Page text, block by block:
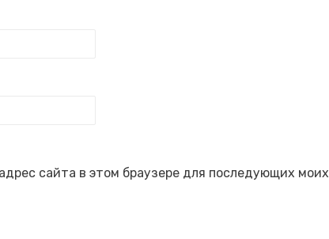
сайта в этом браузере для последующих моих